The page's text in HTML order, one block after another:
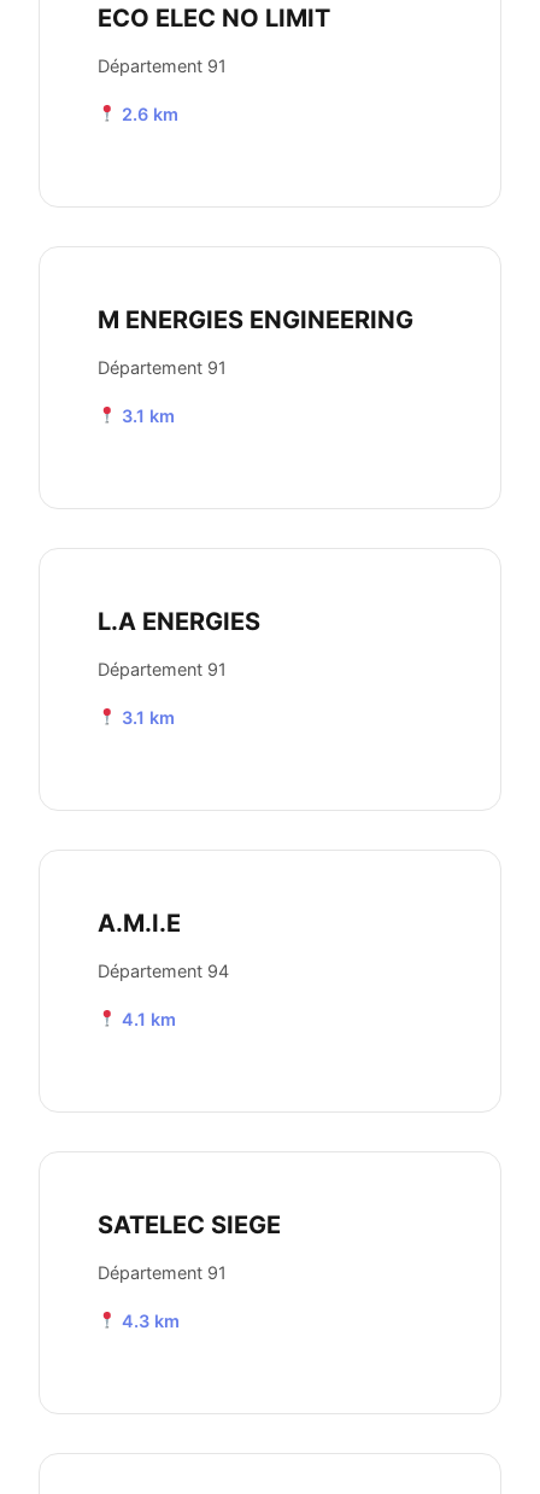
ECO ELEC NO LIMIT
Département 91
2.6 km
M ENERGIES ENGINEERING
Département 91
3.1 km
L.A ENERGIES
Département 91
3.1 km
A.M.I.E
Département 94
4.1 km
SATELEC SIEGE
Département 91
4.3 km